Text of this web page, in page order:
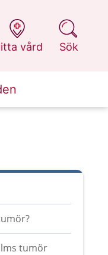
vård
1177.se
Sök
på 1177.se
tumör